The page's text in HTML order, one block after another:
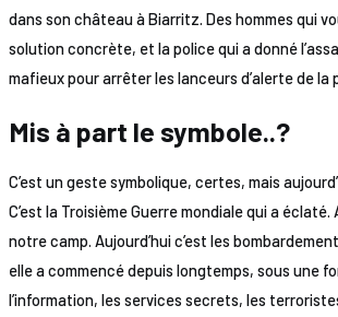
dans son château à Biarritz. Des hommes qui
solution concrète, et la police qui a donné
mafieux pour arrêter les lanceurs d’alerte de
Mis à part le symbole..?
C’est un geste symbolique, certes, mais
C’est la Troisième Guerre mondiale qui a
notre camp. Aujourd’hui c’est les
elle a commencé depuis longtemps, sous une
l’information, les services secrets, les